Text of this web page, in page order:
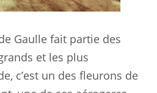
Gaulle fait partie des
et les plus
c’est un des fleurons de